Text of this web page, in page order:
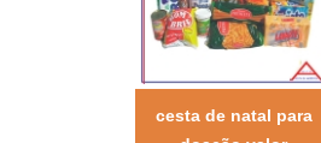
cesta de natal para